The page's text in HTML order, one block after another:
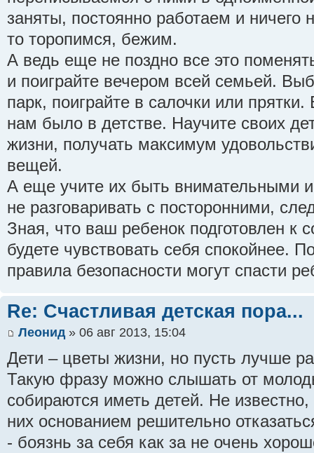
заняты, постоянно работаем и
то торопимся, бежим.
А ведь еще не поздно все это
и поиграйте вечером всей семьей.
парк, поиграйте в салочки или
нам было в детстве. Научите своих
жизни, получать максимум
вещей.
А еще учите их быть внимательными
не разговаривать с посторонними,
Зная, что ваш ребенок подготовлен к
будете чувствовать себя спокойнее.
правила безопасности могут спасти
Re: Счастливая детская пора...
Леонид » 06 авг 2013, 15:04
Дети – цветы жизни, но пусть лучше
Такую фразу можно слышать от
собираются иметь детей. Не
них основанием решительно
- боязнь за себя как за не очень